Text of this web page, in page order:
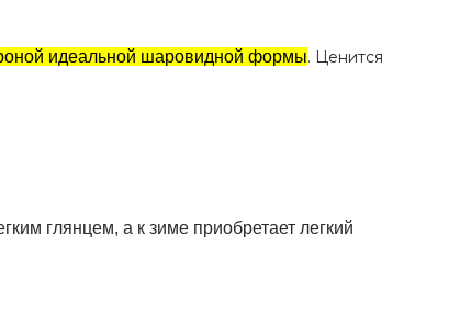
идеальной шаровидной формы. Ценится
глянцем, а к зиме приобретает легкий